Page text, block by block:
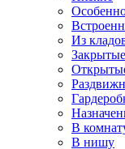
Из
Закрытые
В
В нишу